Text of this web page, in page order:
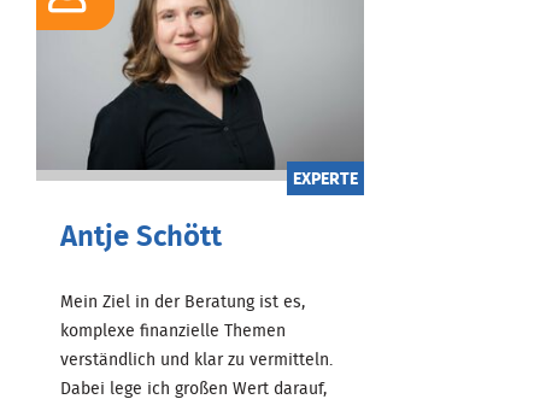
EXPERTE
Antje Schött
Mein Ziel in der Beratung ist es,
komplexe finanzielle Themen
verständlich und klar zu vermitteln.
Dabei lege ich großen Wert darauf,